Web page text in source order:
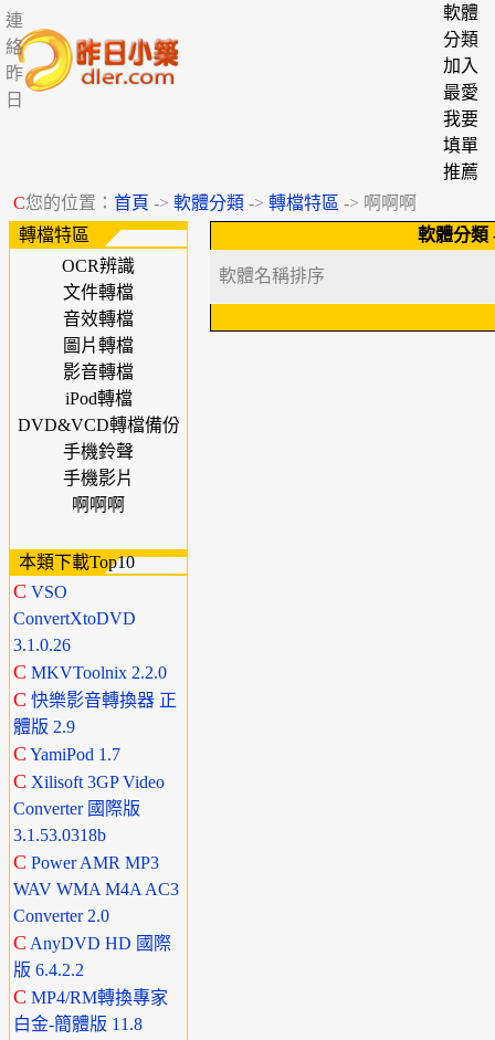
連
絡
昨
日
軟體
分類
加入
最愛
我要
填單
推薦
C您的位置： 首頁 -> 軟體分類 -> 轉檔特區 -> 啊啊啊
轉檔特區
OCR辨識
文件轉檔
音效轉檔
圖片轉檔
影音轉檔
iPod轉檔
DVD&VCD轉檔備份
手機鈴聲
手機影片
啊啊啊
本類下載Top10
C VSO
ConvertXtoDVD
3.1.0.26
C MKVToolnix 2.2.0
C 快樂影音轉換器 正
體版 2.9
C YamiPod 1.7
C Xilisoft 3GP Video
Converter 國際版
3.1.53.0318b
C Power AMR MP3
WAV WMA M4A AC3
Converter 2.0
C AnyDVD HD 國際
版 6.4.2.2
C MP4/RM轉換專家
白金-簡體版 11.8
軟體分類
軟體名稱排序